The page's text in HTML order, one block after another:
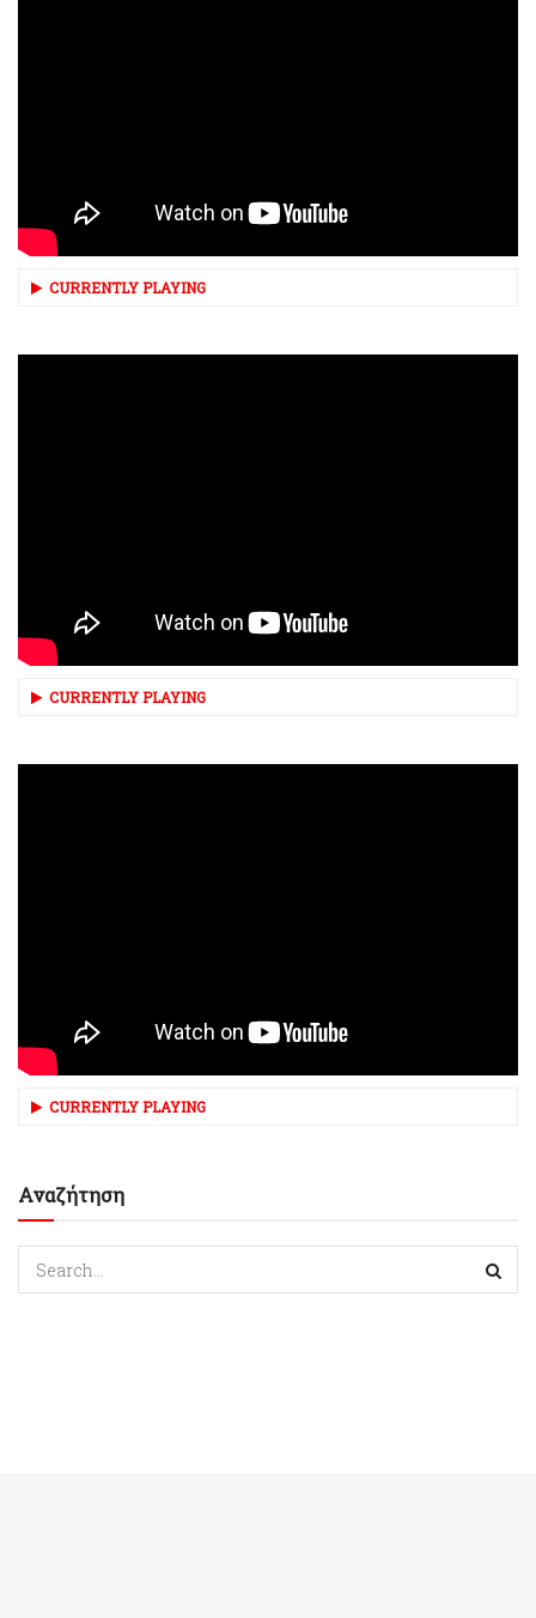
CURRENTLY PLAYING
CURRENTLY PLAYING
CURRENTLY PLAYING
Αναζήτηση